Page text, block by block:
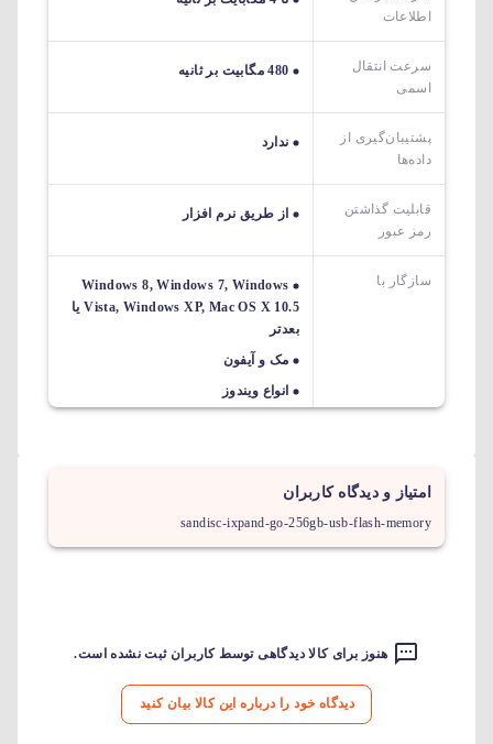
اطلاعات
سرعت انتقال
اسمی
480 مگابیت بر ثانیه
پشتیبان‌گیری از
داده‌ها
ندارد
قابلیت گذاشتن
رمز عبور
از طریق نرم افزار
سازگار با
Windows 8, Windows 7, Windows
Vista, Windows XP, Mac OS X 10.5 یا
بعدتر
مک و آیفون
انواع ویندوز
امتیاز و دیدگاه کاربران
sandisc-ixpand-go-256gb-usb-flash-memory
هنوز برای کالا دیدگاهی توسط کاربران ثبت نشده است.
دیدگاه خود را درباره این کالا بیان کنید